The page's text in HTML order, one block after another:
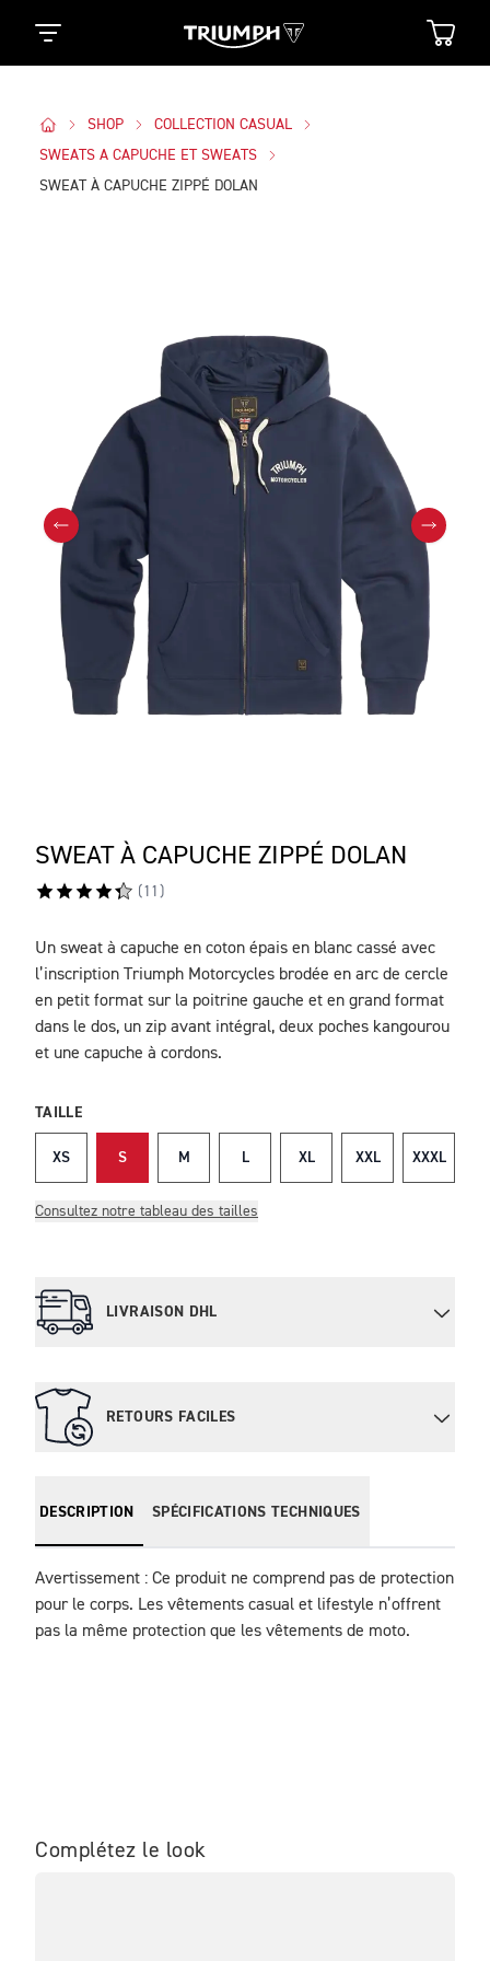
SHOP
COLLECTION CASUAL
SWEATS A CAPUCHE ET SWEATS
SWEAT À CAPUCHE ZIPPÉ DOLAN
SWEAT À CAPUCHE ZIPPÉ DOLAN
( 11 )
DESCRIPTION
Un sweat à capuche en coton épais en blanc cassé avec
l’inscription Triumph Motorcycles brodée en arc de cercle
en petit format sur la poitrine gauche et en grand format
dans le dos, un zip avant intégral, deux poches kangourou
et une capuche à cordons.
TAILLE
XS S M L XL XXL XXXL
Consultez notre tableau des tailles
LIVRAISON DHL
RETOURS FACILES
DESCRIPTION SPÉCIFICATIONS TECHNIQUES
Avertissement : Ce produit ne comprend pas de protection
pour le corps. Les vêtements casual et lifestyle n’offrent
pas la même protection que les vêtements de moto.
Complétez le look